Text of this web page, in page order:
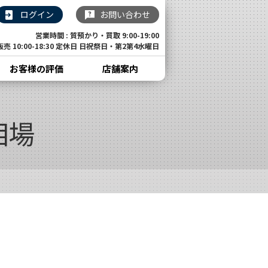
ログイン お問い合わせ
営業時間 : 質預かり・買取 9:00-19:00
売 10:00-18:30 定休日 日祝祭日・第2第4水曜日
お客様の評価 店舗案内
場